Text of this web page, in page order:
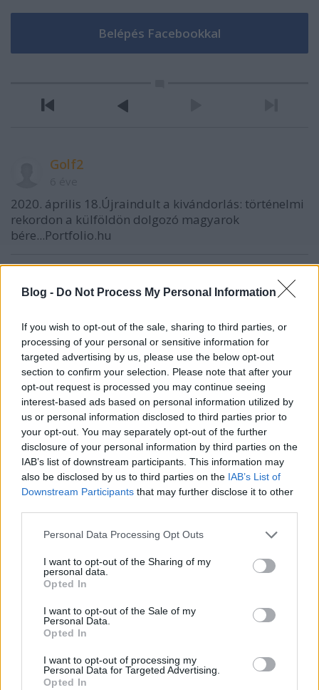
Blog - Do Not Process My Personal Information
If you wish to opt-out of the sale, sharing to third parties, or
processing of your personal or sensitive information for
targeted advertising by us, please use the below opt-out
section to confirm your selection. Please note that after your
opt-out request is processed you may continue seeing
interest-based ads based on personal information utilized by
us or personal information disclosed to third parties prior to
your opt-out. You may separately opt-out of the further
disclosure of your personal information by third parties on the
IAB’s list of downstream participants. This information may
also be disclosed by us to third parties on the IAB’s List of
Downstream Participants that may further disclose it to other
Please note that this website/app uses one or more Google
not limited to your visit or usage behaviour. You may click to
grant or deny consent to Google and its third-party tags to
use your data for below specified purposes in below Google
consent section.
Personal Data Processing Opt Outs
I want to opt-out of the Sharing of my
personal data.
Opted In
I want to opt-out of the Sale of my
Personal Data.
Opted In
I want to opt-out of processing my
Personal Data for Targeted Advertising.
Opted In
Golf2
2020. április 18.Újraindult a kivándorlás: történelmi
rekordon a külföldön dolgozó magyarok
bére...Portfolio.hu
Golf2
@Csodabogár: Nem is értem, miért akkora téma ez
nálunk...pedig te már láttál ilyet 56ban,akkor
mentek el ennyien utoljára.
Hari Seldon 2
6 éve
@Golf2:
Igen. Viszont most itt van a világjárvány, ez hirtelen
módosíthatja a trendet bármerre.
6 éve
: nem évenkénti a migration balance hanem
Kerepesi
6 éve